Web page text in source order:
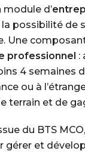
module d’
possibilité de
Une
professionnel :
4 semaines
ou à
terrain et de
du BTS
et